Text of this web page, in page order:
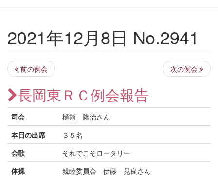
2021年12月8日 No.2941
前の例会 次の例会
長岡東ＲＣ例会報告
司会
樋熊 隆治さん
本日の出席
３５名
会歌
それでこそロータリー
体操
親睦委員会 伊藤 晃良さん